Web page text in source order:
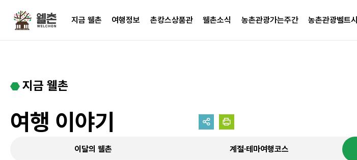
지금 웰촌 여행정보 촌캉스상품관 웰촌소식 농촌관광가는주간 농촌관광벨트
지금 웰촌
여행 이야기
이달의 웰촌 계절·테마여행코스